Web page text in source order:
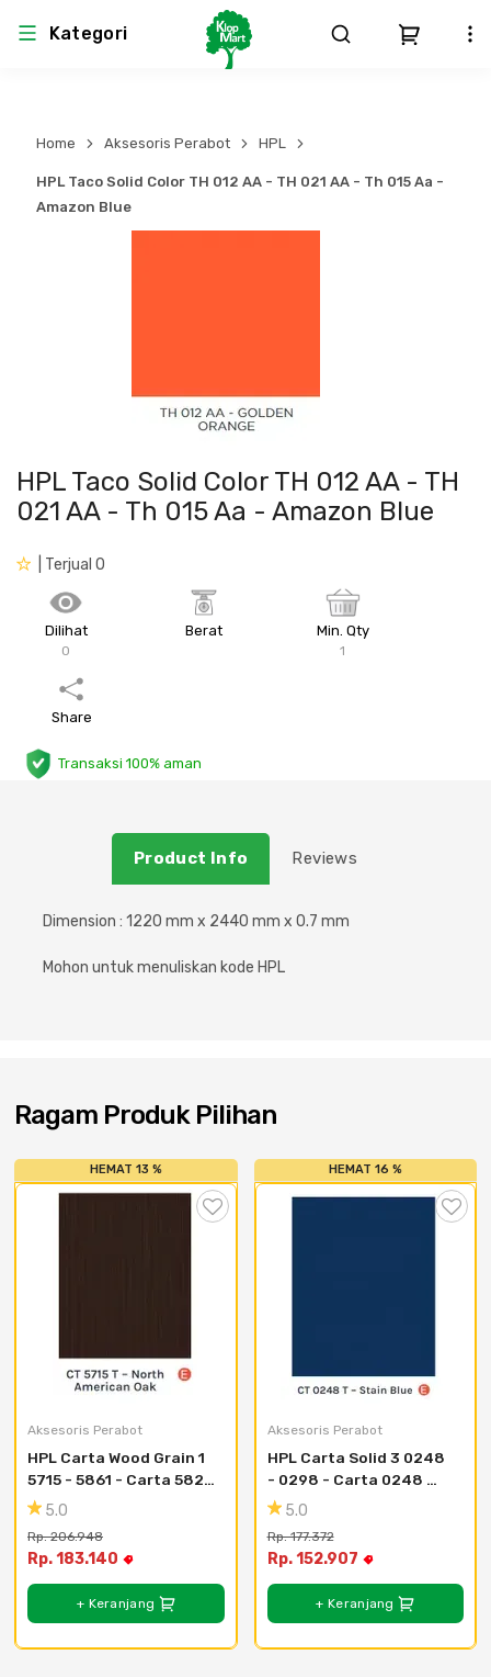
Kategori
Atap & Rangka
Lem
Cat dan Pelapis Dinding
Plafon & Partisi
Aksesoris Dapur
Aksesoris Perabot
Atap & Lantai
Produk Teknikal & Kimia
Produk K3
Besi Beton & Wiremesh
Material Alam
Produk Pracetak
Semen & Sejenisnya
Sistem Pengudaraan
Sistem Elektro
Peralatan Elektronik
Sistem Elektrikal
Lampu & Listrik
Home Aksesoris Perabot HPL
HPL Taco Solid Color TH 012 AA - TH 021 AA - Th 015 Aa -
Amazon Blue
HPL Taco Solid Color TH 012 AA - TH
021 AA - Th 015 Aa - Amazon Blue
| Terjual 0
Dilihat
0
Berat Min. Qty
1
Share
Transaksi 100% aman
Product Info Reviews
Dimension : 1220 mm x 2440 mm x 0.7 mm
Mohon untuk menuliskan kode HPL
Ragam Produk Pilihan
HEMAT 13 %
Aksesoris Perabot
HPL Carta Wood Grain 1
5715 - 5861 - Carta 5828
Dark Oak T
5.0
Rp. 206.948
Rp. 183.140
+ Keranjang
HEMAT 16 %
Aksesoris Perabot
HPL Carta Solid 3 0248
- 0298 - Carta 0248
Stain Blue T
5.0
Rp. 177.372
Rp. 152.907
+ Keranjang